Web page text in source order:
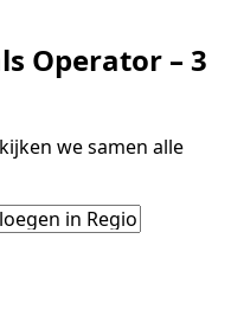
Operator – 3
we samen alle